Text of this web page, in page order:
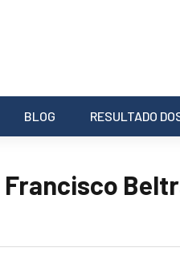
BLOG RESULTADO